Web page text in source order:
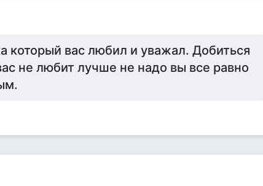
который вас любил и уважал. Добиться
не любит лучше не надо вы все равно